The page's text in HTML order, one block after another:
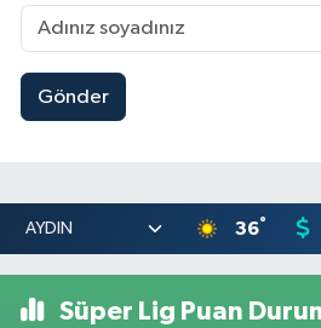
Gönder
36°
Süper Lig Puan